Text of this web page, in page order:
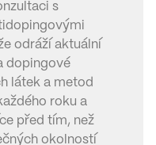
s
odráží aktuální
dopingové
látek a metod
roku a
před tím, než
okolností